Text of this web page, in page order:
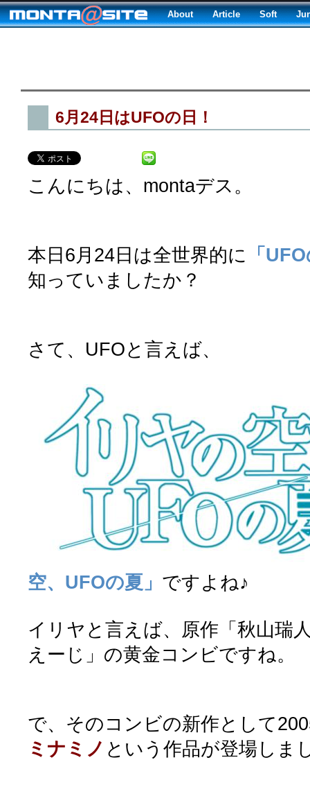
About Article Soft
6月24日はUFOの日！
こんにちは、montaデス。
本日6月24日は全世界的に
「
知っていましたか？
さて、UFOと言えば、
空、UFOの夏」 ですよね♪
イリヤと言えば、原作「秋山瑞
えーじ」の黄金コンビですね。
で、そのコンビの新作として
ミナミノ という作品が登場しま